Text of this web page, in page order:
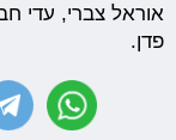
אוראל צברי, עדי
פדן.